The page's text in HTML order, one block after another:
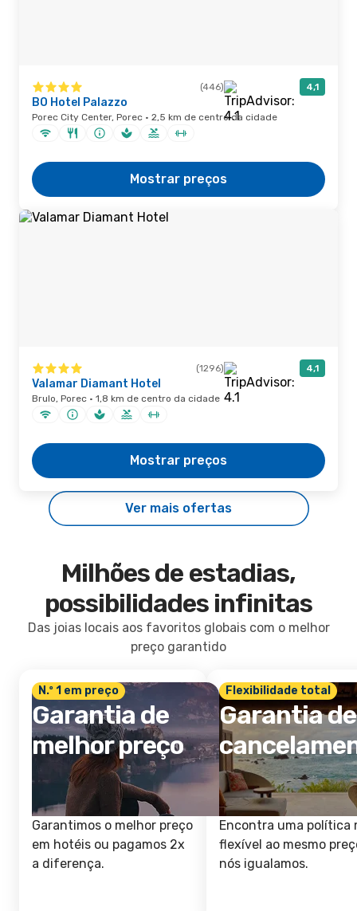
(446) 4,1
BO Hotel Palazzo
Porec City Center, Porec · 2,5 km de centro da cidade
Mostrar preços
(1296) 4,1
Valamar Diamant Hotel
Brulo, Porec · 1,8 km de centro da cidade
Mostrar preços
Ver mais ofertas
Milhões de estadias,
possibilidades infinitas
Das joias locais aos favoritos globais com o melhor
preço garantido
N.º 1 em preço
Garantia de
melhor preço
Garantimos o melhor preço
em hotéis ou pagamos 2x
a diferença.
Flexibilidade total
Garantia de
Encontra uma política
flexível ao mesmo
nós igualamos.